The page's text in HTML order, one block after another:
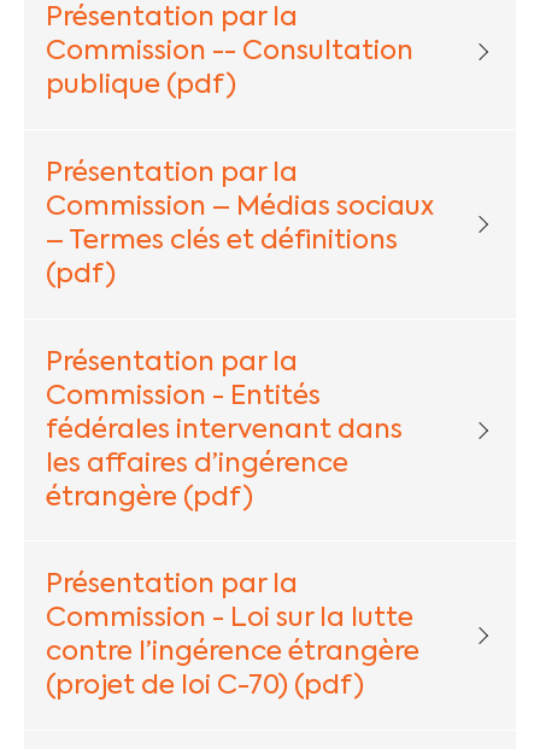
Présentation par la
Commission -- Consultation
publique (pdf)
Présentation par la
Commission – Médias sociaux
– Termes clés et définitions
(pdf)
Présentation par la
Commission - Entités
fédérales intervenant dans
les affaires d’ingérence
étrangère (pdf)
Présentation par la
Commission - Loi sur la lutte
contre l’ingérence étrangère
(projet de loi C-70) (pdf)